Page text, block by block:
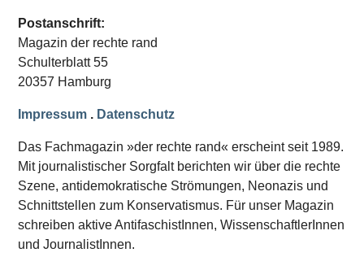
Schwerpunkte Übersicht
Schwerpunkt AFD-Verbot
Schwerpunkt zur USA und Faschist Trump
Schwerpunkt »Identitäre Bewegung«
Schwerpunkt »Reichsbürger«
Ausgaben Übersicht
Ausgabe 221
Ausgabe 220
Ausgabe 219
Ausgabe 217
Ausgabe 216
Postanschrift:
Magazin der rechte rand
Schulterblatt 55
20357 Hamburg
Impressum . Datenschutz
Das Fachmagazin »der rechte rand« erscheint seit 1989.
Mit journalistischer Sorgfalt berichten wir über die rechte
Szene, antidemokratische Strömungen, Neonazis und
Schnittstellen zum Konservatismus. Für unser Magazin
schreiben aktive AntifaschistInnen, WissenschaftlerInnen
und JournalistInnen.